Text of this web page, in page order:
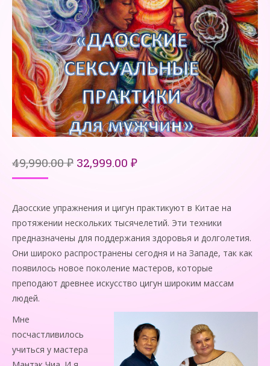
49,990.00₽ Первоначальная
49,990.00 ₽.
32,999.00 ₽Текущая
Даосские упражнения и цигун практикуют в Китае на
протяжении нескольких тысячелетий. Эти техники
предназначены для поддержания здоровья и долголетия.
Они широко распространены сегодня и на Западе, так как
появилось новое поколение мастеров, которые
преподают древнее искусство цигун широким массам
людей.
Мне
посчастливилось
учиться у мастера